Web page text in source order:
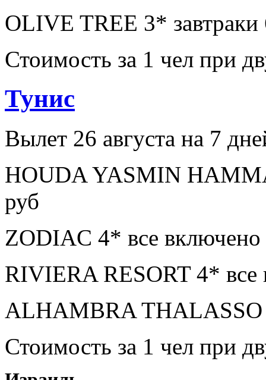
OLIVE TREE 3* завтраки
Стоимость за 1 чел при
Тунис
Вылет 26 августа на 7
HOUDA YASMIN
руб
ZODIAC 4* все включено
RIVIERA RESORT 4* все
ALHAMBRA THALASSO
Стоимость за 1 чел при